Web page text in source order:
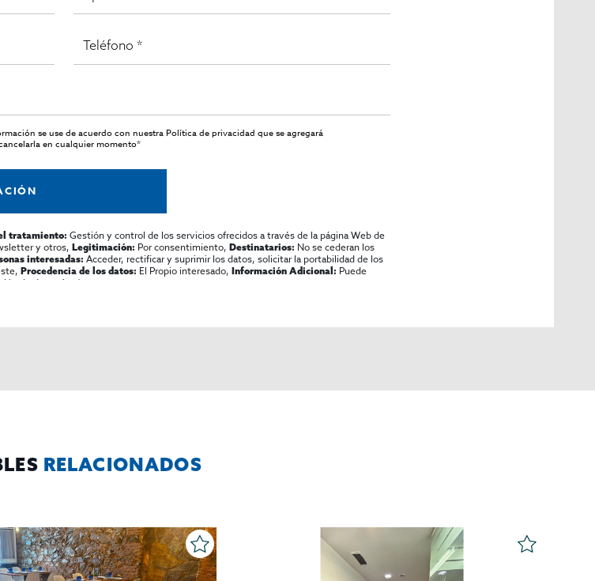
se use de acuerdo con nuestraPolítica de privacidad que se agregará
en cualquier momento*
tratamiento: Gestión y control de los servicios ofrecidos a través de la página Web de
y otros, Legitimación: Por consentimiento, Destinatarios: No se cederan los
interesadas: Acceder, rectificar y suprimir los datos, solicitar la portabilidad de los
Procedencia de los datos: El Propio interesado, Información Adicional: Puede
de datos
Aquí.
RELACIONADOS